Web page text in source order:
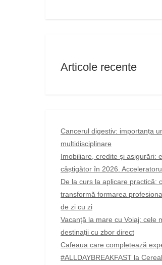
Articole recente
Cancerul digestiv: importanța
multidisciplinare
Imobiliare, credite și asigurări:
câștigător în 2026.
De la curs la aplicare practică:
transformă formarea
de zi cu zi
Vacanță la mare cu Voiaj: cele
destinații cu zbor direct
Cafeaua care completează
#ALLDAYBREAKFAST la